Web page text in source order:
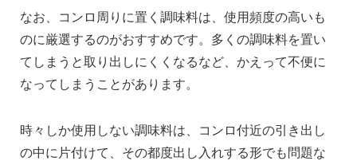
なお、コンロ周りに置く調味料は、使用頻度の高いも
のに厳選するのがおすすめです。多くの調味料を置い
てしまうと取り出しにくくなるなど、かえって不便に
なってしまうことがあります。
時々しか使用しない調味料は、コンロ付近の引き出し
の中に片付けて、その都度出し入れする形でも問題な